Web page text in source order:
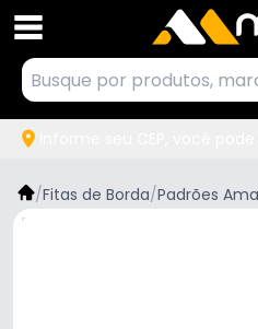
/Fitas de Borda/Padrões